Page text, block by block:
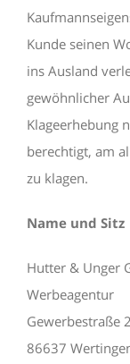
Kunde seinen
ins Ausland
gewöhnlicher
Klageerhebung
berechtigt, am
zu klagen.
Name und Sitz
Hutter & Unger
Werbeagentur
Gewerbestraße
86637